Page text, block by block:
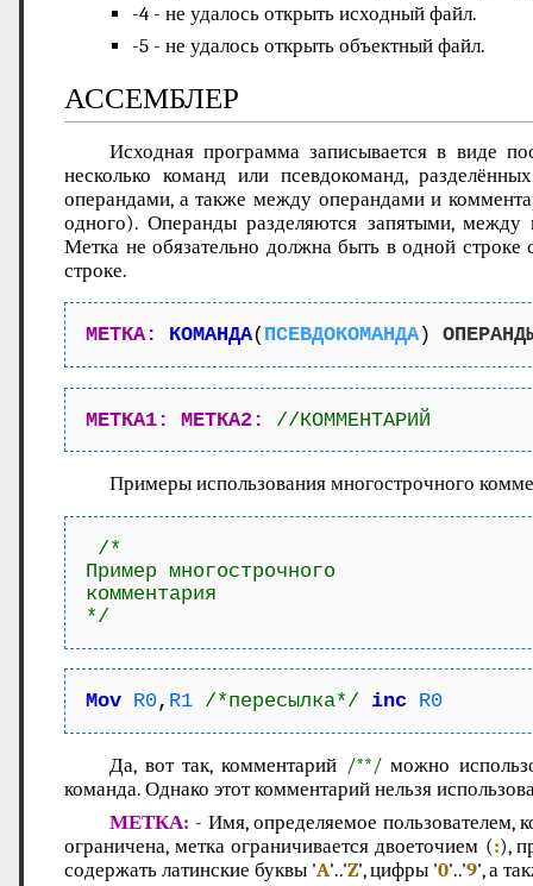
-4 - не удалось открыть исходный файл.
-5 - не удалось открыть объектный файл.
АССЕМБЛЕР
Исходная программа записывается в виде
несколько команд или псевдокоманд,
операндами, а также между операндами и
одного). Операнды разделяются запятыми,
Метка не обязательно должна быть в одной
строке.
МЕТКА: КОМАНДА( ПСЕВДОКОМАНДА)
МЕТКА1: МЕТКА2: //КОММЕНТАРИЙ
Примеры использования многострочного
/*
Пример многострочного
комментария
*/
Mov R0, R1 /*пересылка*/ inc R0
Да, вот так, комментарий /**/можно
команда. Однако этот комментарий нельзя
МЕТКА: - Имя, определяемое пользователем,
ограничена, метка ограничивается двоеточием (:),
содержать латинские буквы 'A'..'Z', цифры '0'..'9', а